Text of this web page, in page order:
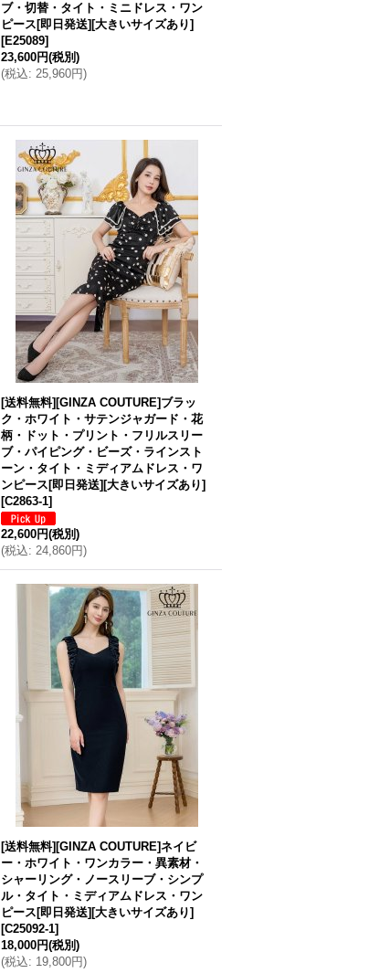
ブ・切替・タイト・ミニドレス・ワン
ピース[即日発送][大きいサイズあり]
[E25089]
23,600円(税別)
(税込: 25,960円)
[送料無料][GINZA COUTURE]ブラッ
ク・ホワイト・サテンジャガード・花
柄・ドット・プリント・フリルスリー
ブ・パイピング・ビーズ・ラインスト
ーン・タイト・ミディアムドレス・ワ
ンピース[即日発送][大きいサイズあり]
[C2863-1]
22,600円(税別)
(税込: 24,860円)
[送料無料][GINZA COUTURE]ネイビ
ー・ホワイト・ワンカラー・異素材・
シャーリング・ノースリーブ・シンプ
ル・タイト・ミディアムドレス・ワン
ピース[即日発送][大きいサイズあり]
[C25092-1]
18,000円(税別)
(税込: 19,800円)